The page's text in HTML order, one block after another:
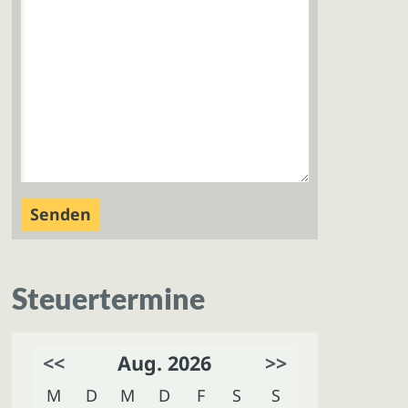
Steuertermine
<< Aug. 2026 >>
M D M D F S
S